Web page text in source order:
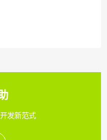
发新范式